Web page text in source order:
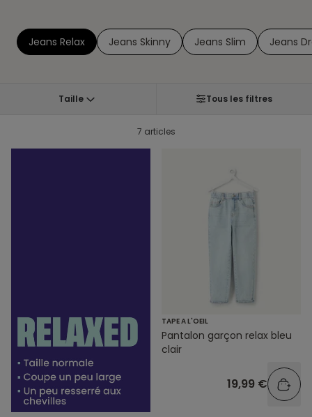
Jeans Relax Jeans Skinny Jeans Slim Jeans
Taille Tous les filtres
7 articles
TAPE A L'OEIL
Pantalon garçon relax bleu
clair
19,99 €